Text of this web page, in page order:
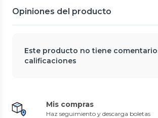
Opiniones del producto
Este producto no tiene
calificaciones
Mis compras
Haz seguimiento y descarga boletas